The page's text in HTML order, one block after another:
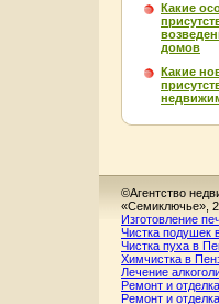
Какие
домов
Какие
©Агентство
«Семиключье»,
Изготовление
Чистка подушек
Чистка пуха в
Химчистка в
Лечение
Ремонт и
Ремонт и